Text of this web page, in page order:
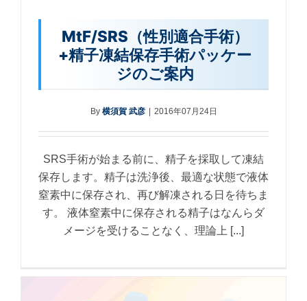
MtF/SRS（性別適合手術）
+精子凍結保存手術パッケー
ジのご案内
By 横須賀 武彦 2016年07月24日
SRS手術が始まる前に、精子を採取して凍結
保存します。精子は洗浄後、最適な状態で液体
窒素中に保存され、再び解凍される日を待ちま
す。 液体窒素中に保存される精子はなんらダ
メージを受けることなく、理論上 [...]